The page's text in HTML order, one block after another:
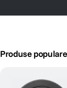
Produse